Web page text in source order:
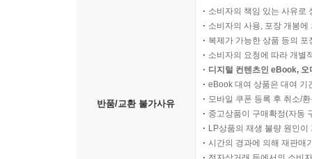
반품/교환 불가사유
소비자의 책임 있는 사유로
소비자의 사용, 포장 개봉
복제가 가능한 상품 등의
소비자의 요청에 따라 개별
디지털 컨텐츠인 eBook,
eBook 대여 상품은 대여 기
모바일 쿠폰 등록 후 취소/
중고상품이 구매확정(자동
LP상품의 재생 불량 원인
시간의 경과에 의해 재판매